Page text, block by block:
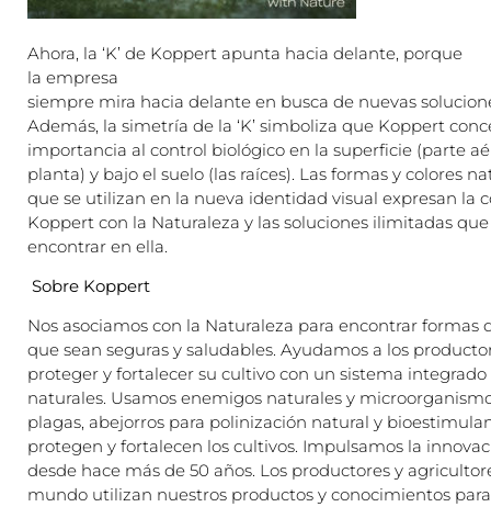
Ahora, la ‘K’ de Koppert apunta hacia delante, porque
la empresa
siempre mira hacia delante en busca de nuevas
Además, la simetría de la ‘K’ simboliza que Koppert
importancia al control biológico en la superficie (parte
planta) y bajo el suelo (las raíces). Las formas y colores
que se utilizan en la nueva identidad visual expresan la
Koppert con la Naturaleza y las soluciones ilimitadas
encontrar en ella.
Sobre Koppert
Nos asociamos con la Naturaleza para encontrar formas
que sean seguras y saludables. Ayudamos a los
proteger y fortalecer su cultivo con un sistema integrado
naturales. Usamos enemigos naturales y
plagas, abejorros para polinización natural y
protegen y fortalecen los cultivos. Impulsamos la
desde hace más de 50 años. Los productores y
mundo utilizan nuestros productos y conocimientos